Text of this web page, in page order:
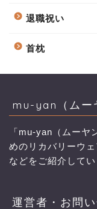
退職祝い
首枕
mu-yan（ム
「mu-yan（ムーヤ
めのリカバリーウ
などをご紹介してい
運営者・お問